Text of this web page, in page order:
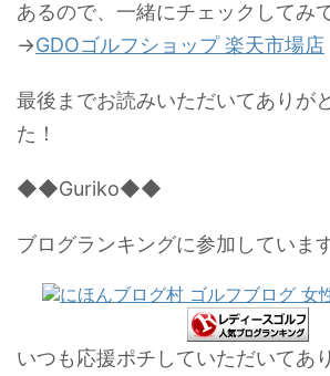
あるので、一緒にチェックしてみ
→GDOゴルフショップ 楽天市場店
最後までお読みいただいてありが
た！
◆◆Guriko◆◆
ブログランキングに参加しています
いつも応援ポチしていただいてあ